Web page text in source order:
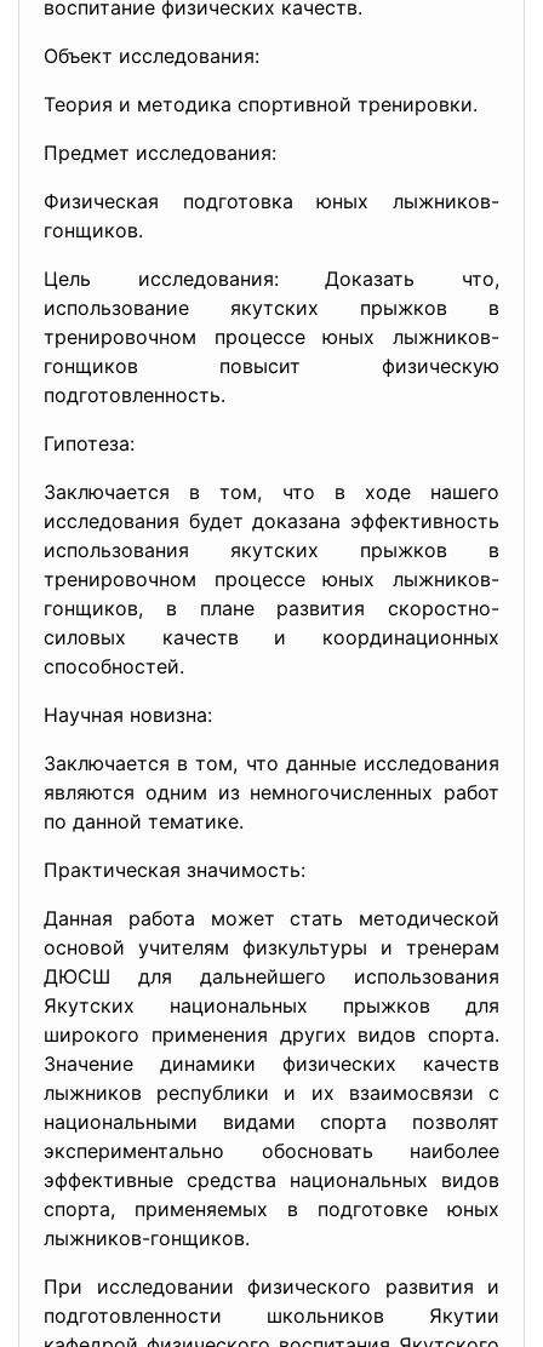
воспитание физических качеств.
Объект исследования:
Теория и методика спортивной тренировки.
Предмет исследования:
Физическая подготовка юных лыжников-
гонщиков.
Цель исследования: Доказать что,
использование якутских прыжков в
тренировочном процессе юных лыжников-
гонщиков повысит физическую
подготовленность.
Гипотеза:
Заключается в том, что в ходе нашего
исследования будет доказана эффективность
использования якутских прыжков в
тренировочном процессе юных лыжников-
гонщиков, в плане развития скоростно-
силовых качеств и координационных
способностей.
Научная новизна:
Заключается в том, что данные исследования
являются одним из немногочисленных работ
по данной тематике.
Практическая значимость:
Данная работа может стать методической
основой учителям физкультуры и тренерам
ДЮСШ для дальнейшего использования
Якутских национальных прыжков для
широкого применения других видов спорта.
Значение динамики физических качеств
лыжников республики и их взаимосвязи с
национальными видами спорта позволят
экспериментально обосновать наиболее
эффективные средства национальных видов
спорта, применяемых в подготовке юных
лыжников-гонщиков.
При исследовании физического развития и
подготовленности школьников Якутии